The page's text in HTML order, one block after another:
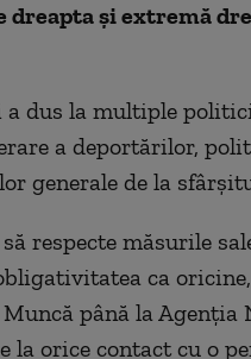
dreapta și extremă
a dus la multiple
a deportărilor,
generale de la
respecte măsurile
ca
până la Agenția
orice contact cu o